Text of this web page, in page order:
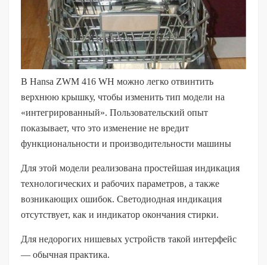
В Hansa ZWM 416 WH можно легко отвинтить
верхнюю крышку, чтобы изменить тип модели на
«интегрированный». Пользовательский опыт
показывает, что это изменение не вредит
функциональности и производительности машины
Для этой модели реализована простейшая индикация
технологических и рабочих параметров, а также
возникающих ошибок. Светодиодная индикация
отсутствует, как и индикатор окончания стирки.
Для недорогих нишевых устройств такой интерфейс
— обычная практика.